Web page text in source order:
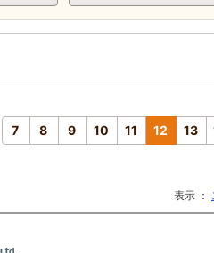
7 8 9 10 11 12 13
表示 ：